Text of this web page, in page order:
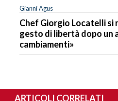
Gianni Agus
Chef Giorgio Locatelli si
gesto di libertà dopo un
cambiamenti»
ARTICOLI CORRELATI